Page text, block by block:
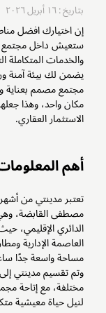
بتاريخ : ١٦ أبريل ٢٠٢٦
إن اختيارك افضل
ستعيش داخل مجتمع
والخدمات المتكاملة
يضمن لك بيئة آمنة
مجتمع مصمم بعناية
مكان واحد، وهذا
الاستثمار العقاري.
أهم
تعتبر مدينتي من
مصطفى القابضة،
الدائري الإقليمي،
مساحة واسعة جدًا
وتم تقسيم مدينتي
مختلفة، مع إتاحة
لنيل حياة معيشية